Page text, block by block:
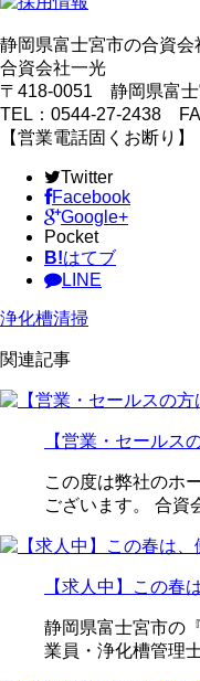
静岡県富士宮市の合資
合資会社一光
〒418-0051 静岡県富
TEL：0544-27-2438
【営業電話固くお断り】
Twitter
Facebook
Google+
Pocket
B!はてブ
LINE
浄化槽清掃
関連記事
【営業・セールス
この度は弊社のホ
ございます。 合資
【求人中】この春
静岡県富士宮市の
業員・浄化槽管理